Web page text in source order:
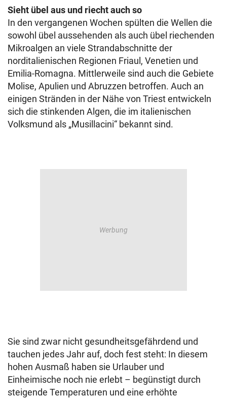
Sieht übel aus und riecht auch so
In den vergangenen Wochen spülten die Wellen die
sowohl übel aussehenden als auch übel riechenden
Mikroalgen an viele Strandabschnitte der
norditalienischen Regionen Friaul, Venetien und
Emilia-Romagna. Mittlerweile sind auch die Gebiete
Molise, Apulien und Abruzzen betroffen. Auch an
einigen Stränden in der Nähe von Triest entwickeln
sich die stinkenden Algen, die im italienischen
Volksmund als „Musillacini“ bekannt sind.
Sie sind zwar nicht gesundheitsgefährdend und
tauchen jedes Jahr auf, doch fest steht: In diesem
hohen Ausmaß haben sie Urlauber und
Einheimische noch nie erlebt – begünstigt durch
steigende Temperaturen und eine erhöhte